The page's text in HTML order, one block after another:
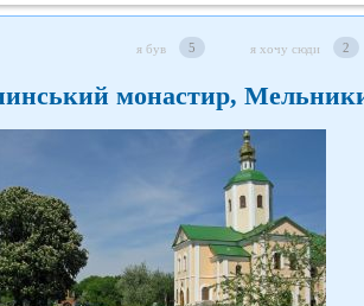
я був 5 я хочу сюди 2
монастир,